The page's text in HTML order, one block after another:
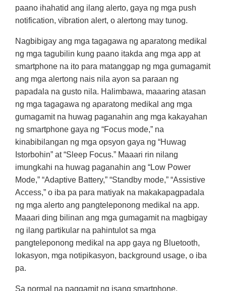
paano ihahatid ang ilang alerto, gaya ng mga push
notification, vibration alert, o alertong may tunog.
Nagbibigay ang mga tagagawa ng aparatong medikal
ng mga tagubilin kung paano itakda ang mga app at
smartphone na ito para matanggap ng mga gumagamit
ang mga alertong nais nila ayon sa paraan ng
papadala na gusto nila. Halimbawa, maaaring atasan
ng mga tagagawa ng aparatong medikal ang mga
gumagamit na huwag paganahin ang mga kakayahan
ng smartphone gaya ng “Focus mode,” na
kinabibilangan ng mga opsyon gaya ng “Huwag
Istorbohin” at “Sleep Focus.” Maaari rin nilang
imungkahi na huwag paganahin ang “Low Power
Mode,” “Adaptive Battery,” “Standby mode,” “Assistive
Access,” o iba pa para matiyak na makakapagpadala
ng mga alerto ang pangteleponong medikal na app.
Maaari ding bilinan ang mga gumagamit na magbigay
ng ilang partikular na pahintulot sa mga
pangteleponong medikal na app gaya ng Bluetooth,
lokasyon, mga notipikasyon, background usage, o iba
pa.
Sa normal na paggamit ng isang smartphone,